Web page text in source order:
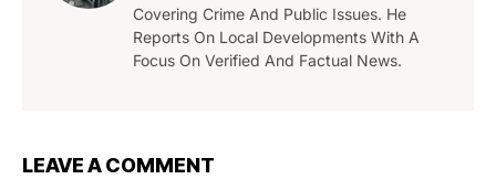
Covering Crime And Public Issues. He
Reports On Local Developments With A
Focus On Verified And Factual News.
LEAVE A COMMENT